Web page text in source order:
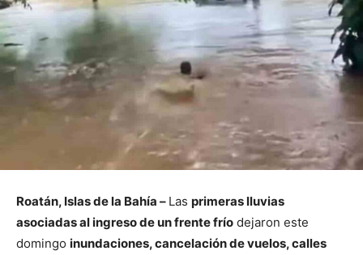
Roatán, Islas de la Bahía – Las primeras lluvias
asociadas al ingreso de un frente frío dejaron este
domingo inundaciones, cancelación de vuelos, calles